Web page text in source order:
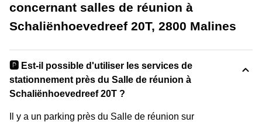
concernant salles de réunion à
Schaliënhoevedreef 20T, 2800 Malines
🅿️ Est-il possible d'utiliser les services de
stationnement près du Salle de réunion à
Schaliënhoevedreef 20T ?
Il y a un parking près du Salle de réunion sur